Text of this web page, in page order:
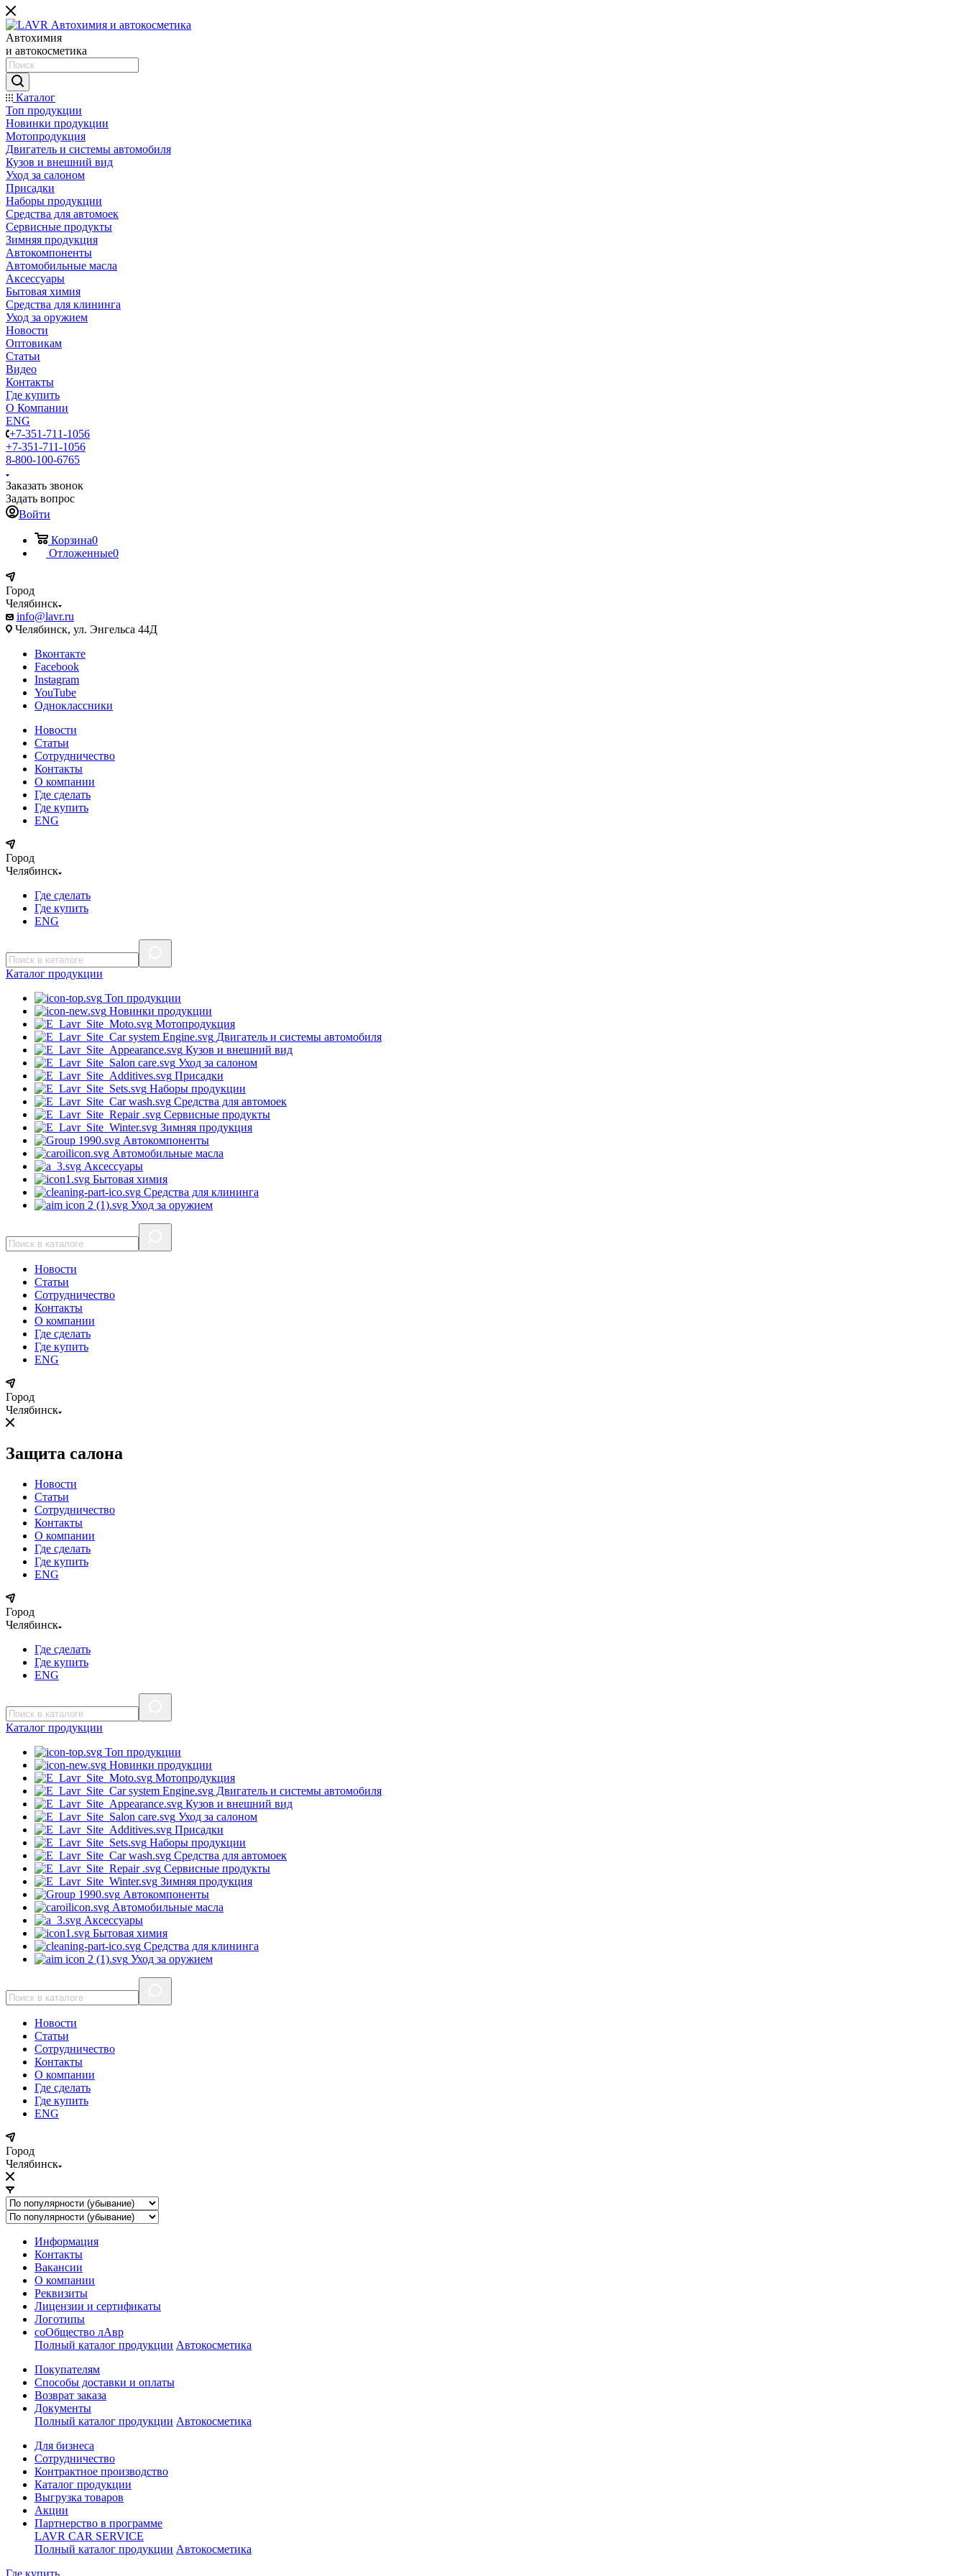
Автохимия
и автокосметика
Каталог
Топ продукции
Новинки продукции
Мотопродукция
Двигатель и системы автомобиля
Кузов и внешний вид
Уход за салоном
Присадки
Наборы продукции
Средства для автомоек
Сервисные продукты
Зимняя продукция
Автокомпоненты
Автомобильные масла
Аксессуары
Бытовая химия
Средства для клининга
Уход за оружием
Новости
Оптовикам
Статьи
Видео
Контакты
Где купить
О Компании
ENG
+7-351-711-1056
+7-351-711-1056
8-800-100-6765
Заказать звонок
Задать вопрос
Войти
Корзина0
Отложенные0
Город
Челябинск
info@lavr.ru
Челябинск, ул. Энгельса 44Д
Вконтакте
Facebook
Instagram
YouTube
Одноклассники
Новости
Статьи
Сотрудничество
Контакты
О компании
Где сделать
Где купить
ENG
Город
Челябинск
Где сделать
Где купить
ENG
Каталог продукции
Топ продукции
Новинки продукции
Мотопродукция
Двигатель и системы автомобиля
Кузов и внешний вид
Уход за салоном
Присадки
Наборы продукции
Средства для автомоек
Сервисные продукты
Зимняя продукция
Автокомпоненты
Автомобильные масла
Аксессуары
Бытовая химия
Средства для клининга
Уход за оружием
Новости
Статьи
Сотрудничество
Контакты
О компании
Где сделать
Где купить
ENG
Город
Челябинск
Защита салона
Новости
Статьи
Сотрудничество
Контакты
О компании
Где сделать
Где купить
ENG
Город
Челябинск
Где сделать
Где купить
ENG
Каталог продукции
Топ продукции
Новинки продукции
Мотопродукция
Двигатель и системы автомобиля
Кузов и внешний вид
Уход за салоном
Присадки
Наборы продукции
Средства для автомоек
Сервисные продукты
Зимняя продукция
Автокомпоненты
Автомобильные масла
Аксессуары
Бытовая химия
Средства для клининга
Уход за оружием
Новости
Статьи
Сотрудничество
Контакты
О компании
Где сделать
Где купить
ENG
Город
Челябинск
Информация
Контакты
Вакансии
О компании
Реквизиты
Лицензии и сертификаты
Логотипы
соОбщество лАвр
Полный каталог продукции Автокосметика
Покупателям
Способы доставки и оплаты
Возврат заказа
Документы
Полный каталог продукции Автокосметика
Для бизнеса
Сотрудничество
Контрактное производcтво
Каталог продукции
Выгрузка товаров
Акции
Партнерство в программе
LAVR CAR SERVICE
Полный каталог продукции Автокосметика
Где купить